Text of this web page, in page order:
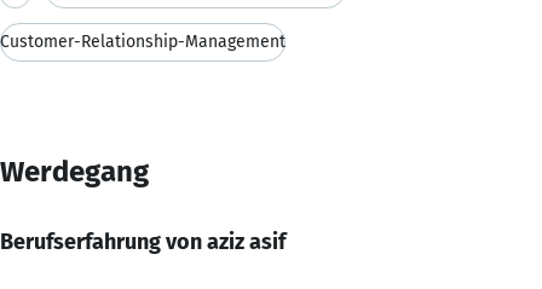
Customer-Relationship-Management
Werdegang
Berufserfahrung von aziz asif